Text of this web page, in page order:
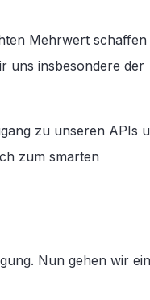
Mehrwert schaffen
uns insbesondere der
zu unseren APIs
zum smarten
Nun gehen wir